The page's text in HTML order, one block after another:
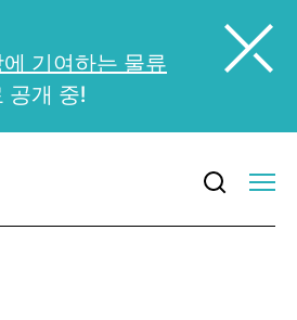
기여하는 물류
공개 중!